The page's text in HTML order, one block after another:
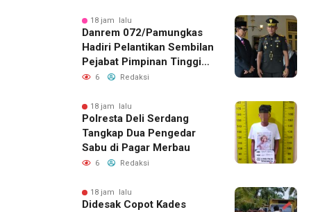
18 jam lalu
Danrem 072/Pamungkas
Hadiri Pelantikan Sembilan
Pejabat Pimpinan Tinggi
Pratama Pemda DIY
6 Redaksi
18 jam lalu
Polresta Deli Serdang
Tangkap Dua Pengedar
Sabu di Pagar Merbau
6 Redaksi
18 jam lalu
Didesak Copot Kades